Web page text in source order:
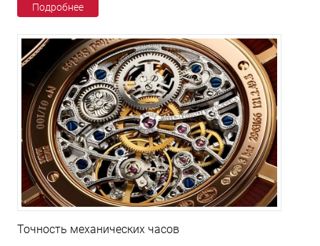
Подробнее
Точность механических часов